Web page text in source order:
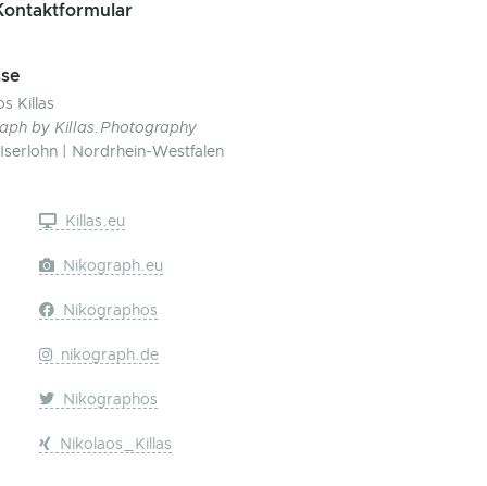
Killas
by Killas.Photography
| Nordrhein-Westfalen
Killas.eu
Nikograph.eu
Nikographos
nikograph.de
Nikographos
Nikolaos_Killas